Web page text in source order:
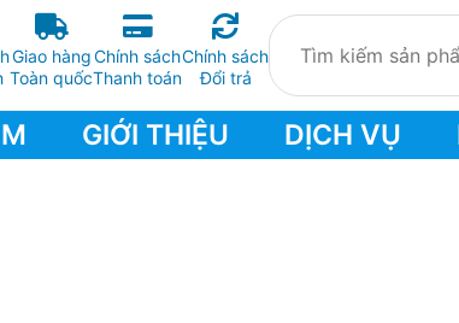
Giao hàng
Toàn quốc
Chính sách
Thanh toán
Chính sách
Đổi trả
GIỚI THIỆU DỊCH VỤ